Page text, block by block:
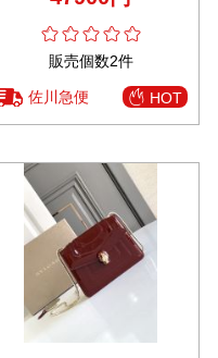
販売個数2件
佐川急便 HOT